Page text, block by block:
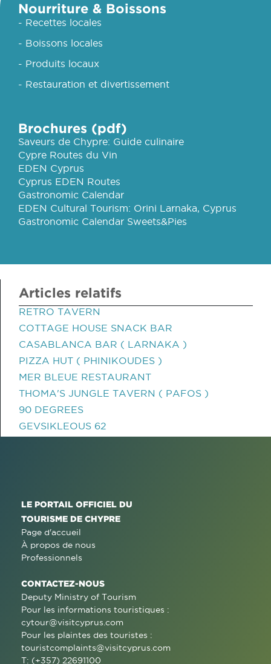
Nourriture & Boissons
- Recettes locales
- Boissons locales
- Produits locaux
- Restauration et divertissement
Brochures (pdf)
Saveurs de Chypre: Guide culinaire
Cypre Routes du Vin
EDEN Cyprus
Cyprus EDEN Routes
Gastronomic Calendar
EDEN Cultural Tourism: Orini Larnaka, Cyprus
Gastronomic Calendar Sweets&Pies
Articles relatifs
RETRO TAVERN
COTTAGE HOUSE SNACK BAR
CASABLANCA BAR ( LARNAKA )
PIZZA HUT ( PHINIKOUDES )
MER BLEUE RESTAURANT
THOMA'S JUNGLE TAVERN ( PAFOS )
90 DEGREES
GEVSIKLEOUS 62
LE PORTAIL OFFICIEL DU
TOURISME DE CHYPRE
Page d'accueil
À propos de nous
Professionnels
CONTACTEZ-NOUS
Deputy Ministry of Tourism
Pour les informations touristiques :
cytour@visitcyprus.com
Pour les plaintes des touristes :
touristcomplaints@visitcyprus.com
T: (+357) 22691100